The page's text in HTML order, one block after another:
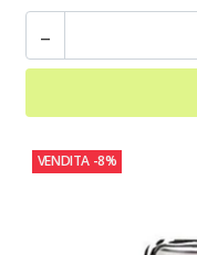
-
VENDITA -8%